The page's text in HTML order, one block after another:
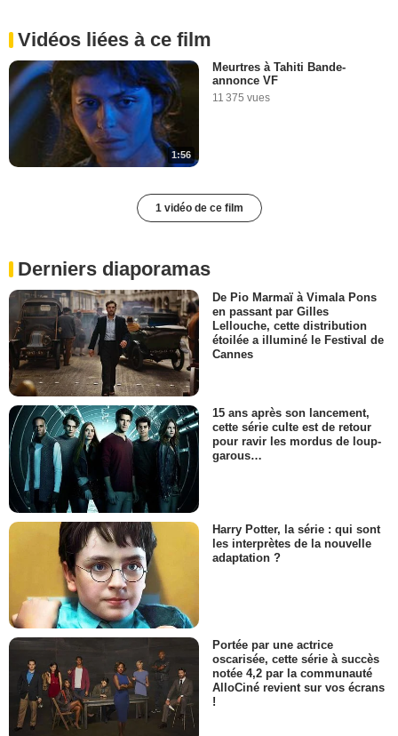
Vidéos liées à ce film
1:56
Meurtres à Tahiti Bande-
annonce VF
11 375 vues
1 vidéo de ce film
Derniers diaporamas
De Pio Marmaï à Vimala Pons
en passant par Gilles
Lellouche, cette distribution
étoilée a illuminé le Festival de
Cannes
15 ans après son lancement,
cette série culte est de retour
pour ravir les mordus de loup-
garous…
Harry Potter, la série : qui sont
les interprètes de la nouvelle
adaptation ?
Portée par une actrice
oscarisée, cette série à succès
notée 4,2 par la communauté
AlloCiné revient sur vos écrans
!